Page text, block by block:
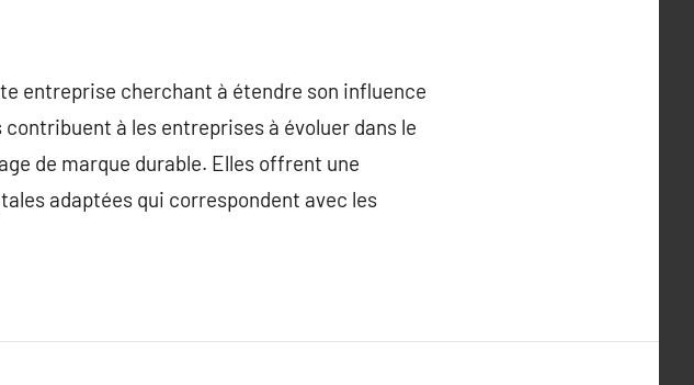
entreprise cherchant à étendre son influence
à les entreprises à évoluer dans le
de marque durable. Elles offrent une
adaptées qui correspondent avec les